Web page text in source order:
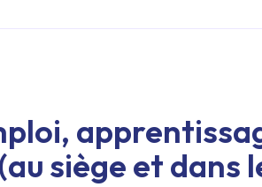
siège et dans